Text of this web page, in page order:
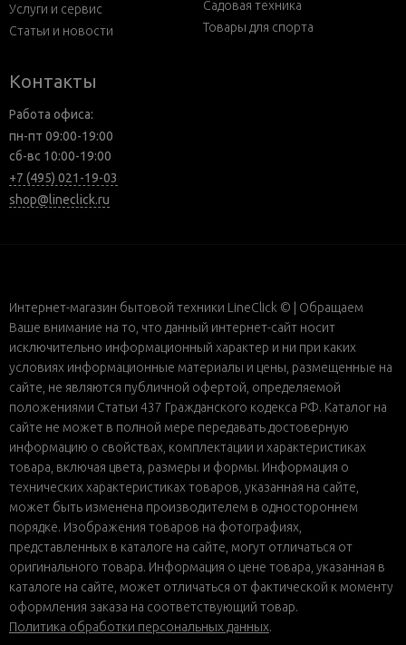
Услуги и сервис
Статьи и новости
Садовая техника
Товары для спорта
Контакты
Работа офиса:
пн-пт 09:00-19:00
сб-вс 10:00-19:00
+7 (495) 021-19-03
shop@lineclick.ru
Интернет-магазин бытовой техники LineClick © | Обращаем
Ваше внимание на то, что данный интернет-сайт носит
исключительно информационный характер и ни при каких
условиях информационные материалы и цены, размещенные на
сайте, не являются публичной офертой, определяемой
положениями Статьи 437 Гражданского кодекса РФ. Каталог на
сайте не может в полной мере передавать достоверную
информацию о свойствах, комплектации и характеристиках
товара, включая цвета, размеры и формы. Информация о
технических характеристиках товаров, указанная на сайте,
может быть изменена производителем в одностороннем
порядке. Изображения товаров на фотографиях,
представленных в каталоге на сайте, могут отличаться от
оригинального товара. Информация о цене товара, указанная в
каталоге на сайте, может отличаться от фактической к моменту
оформления заказа на соответствующий товар.
Политика обработки персональных данных.